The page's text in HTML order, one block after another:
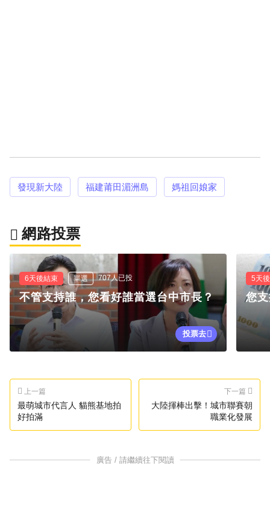
發現新大陸 福建莆田湄洲島 媽祖回娘家
網路投票
6天後結束 單選 707人已投
不管支持誰，您看好誰當選台中市長？
投票去
5天
您
上一篇
最萌城市代言人 貓熊基地拍
好拍滿
下一篇
大陸揮棒出擊！城市聯賽朝
職業化發展
廣告 / 請繼續往下閱讀